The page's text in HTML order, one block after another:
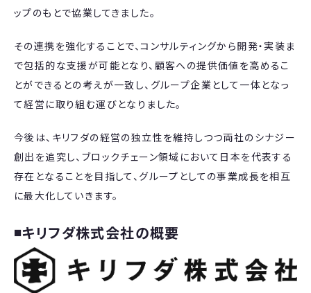
ップのもとで協業してきました。
その連携を強化することで、コンサルティングから開発・実装ま
で包括的な支援が可能となり、顧客への提供価値を高めるこ
とができるとの考えが一致し、グループ企業として一体となっ
て経営に取り組む運びとなりました。
今後は、キリフダの経営の独立性を維持しつつ両社のシナジー
創出を追究し、ブロックチェーン領域において日本を代表する
存在となることを目指して、グループとしての事業成長を相互
に最大化していきます。
◾️キリフダ株式会社の概要